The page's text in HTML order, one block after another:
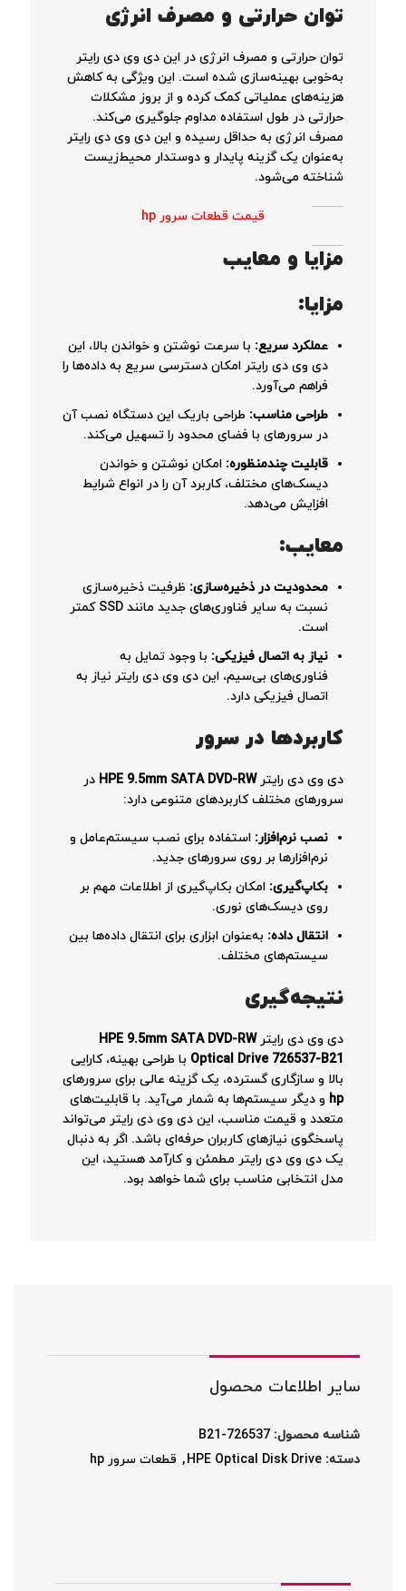
توان حرارتی و مصرف انرژی
توان حرارتی و مصرف انرژی در این دی وی دی رایتر
به‌خوبی بهینه‌سازی شده است. این ویژگی به کاهش
هزینه‌های عملیاتی کمک کرده و از بروز مشکلات
حرارتی در طول استفاده مداوم جلوگیری می‌کند.
مصرف انرژی به حداقل رسیده و این دی وی دی رایتر
به‌عنوان یک گزینه پایدار و دوستدار محیط‌زیست
شناخته می‌شود.
قیمت قطعات سرور hp
مزایا و معایب
مزایا:
عملکرد سریع: با سرعت نوشتن و خواندن بالا، این
دی وی دی رایتر امکان دسترسی سریع به داده‌ها را
فراهم می‌آورد.
طراحی مناسب: طراحی باریک این دستگاه نصب آن
در سرورهای با فضای محدود را تسهیل می‌کند.
قابلیت چندمنظوره: امکان نوشتن و خواندن
دیسک‌های مختلف، کاربرد آن را در انواع شرایط
افزایش می‌دهد.
معایب:
محدودیت در ذخیره‌سازی: ظرفیت ذخیره‌سازی
نسبت به سایر فناوری‌های جدید مانند SSD کمتر
است.
نیاز به اتصال فیزیکی: با وجود تمایل به
فناوری‌های بی‌سیم، این دی وی دی رایتر نیاز به
اتصال فیزیکی دارد.
کاربردها در سرور
دی وی دی رایترHPE 9.5mm SATA DVD-RW در
سرورهای مختلف کاربردهای متنوعی دارد:
نصب نرم‌افزار: استفاده برای نصب سیستم‌عامل و
نرم‌افزارها بر روی سرورهای جدید.
بکاپ‌گیری: امکان بکاپ‌گیری از اطلاعات مهم بر
روی دیسک‌های نوری.
انتقال داده: به‌عنوان ابزاری برای انتقال داده‌ها بین
سیستم‌های مختلف.
نتیجه‌گیری
دی وی دی رایترHPE 9.5mm SATA DVD-RW
Optical Drive 726537-B21 با طراحی بهینه، کارایی
بالا و سازگاری گسترده، یک گزینه عالی برای سرورهای
hp و دیگر سیستم‌ها به شمار می‌آید. با قابلیت‌های
متعدد و قیمت مناسب، این دی وی دی رایتر می‌تواند
پاسخگوی نیازهای کاربران حرفه‌ای باشد. اگر به دنبال
یک دی وی دی رایتر مطمئن و کارآمد هستید، این
مدل انتخابی مناسب برای شما خواهد بود.
سایر اطلاعات محصول
شناسه محصول: 726537-B21
دسته: HPE Optical Disk Drive
, قطعات سرور hp